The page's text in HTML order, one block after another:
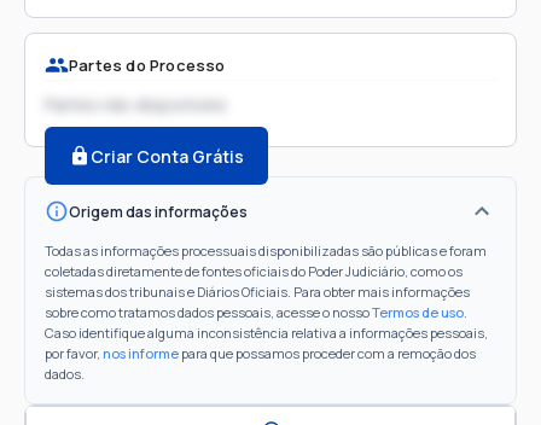
Partes do Processo
Partes não disponíveis
Criar Conta Grátis
Origem das informações
Todas as informações processuais disponibilizadas são públicas e foram
coletadas diretamente de fontes oficiais do Poder Judiciário, como os
sistemas dos tribunais e Diários Oficiais. Para obter mais informações
sobre como tratamos dados pessoais, acesse o nossoTermos de uso.
Caso identifique alguma inconsistência relativa a informações pessoais,
por favor, nos informe para que possamos proceder com a remoção dos
dados.